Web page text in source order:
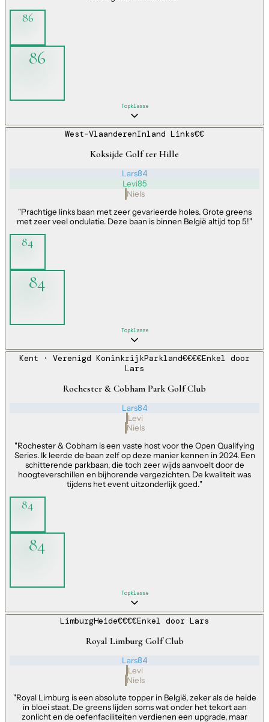
86
86
Topklasse
West-VlaanderenInland Links€€
Koksijde Golf ter Hille
Lars84
Levi85
Niels
"Prachtige links baan met zeer gevarieerde holes. Grote greens
met zeer veel ondulatie. Deze baan is binnen België altijd top 5!"
84
84
Topklasse
Kent · Verenigd KoninkrijkParkland€€€€Enkel door
Lars
Rochester & Cobham Park Golf Club
Lars84
Levi
Niels
"Rochester & Cobham is een vaste host voor the Open Qualifying
Series. Ik leerde de baan zelf op deze manier kennen in 2024. Een
schitterende parkbaan, die toch zeer wijds aanvoelt door de
hoogteverschillen en bijhorende vergezichten. De kwaliteit was
tijdens het event uitzonderlijk goed."
84
84
Topklasse
LimburgHeide€€€€Enkel door Lars
Royal Limburg Golf Club
Lars84
Levi
Niels
"Royal Limburg is een absolute topper in België, zeker als de heide
in bloei staat. De greens lijden soms wat onder het tekort aan
zonlicht en de oefenfaciliteiten verdienen een upgrade, maar